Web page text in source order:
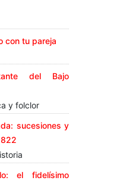
con tu pareja
del Bajo
y folclor
sucesiones y
el fidelísimo